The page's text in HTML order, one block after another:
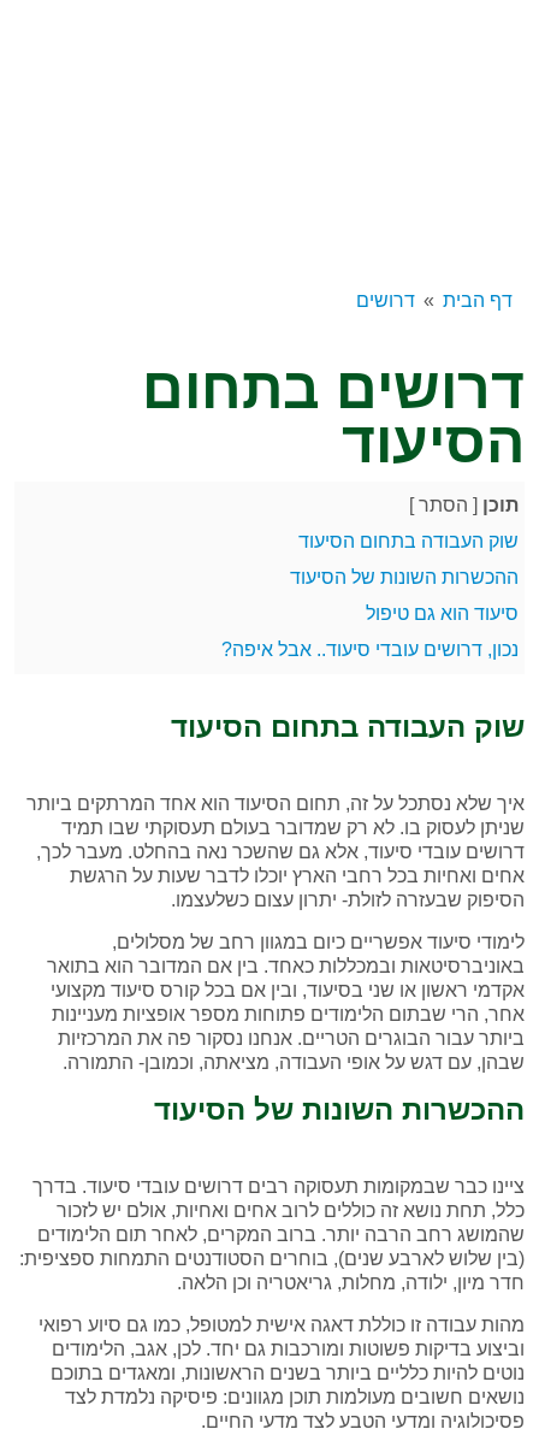
דף הבית דרושים
דרושים בתחום
הסיעוד
תוכן [ הסתר]
שוק העבודה בתחום הסיעוד
ההכשרות השונות של הסיעוד
סיעוד הוא גם טיפול
נכון, דרושים עובדי סיעוד.. אבל איפה?
שוק העבודה בתחום הסיעוד
איך שלא נסתכל על זה, תחום הסיעוד הוא אחד המרתקים ביותר
שניתן לעסוק בו. לא רק שמדובר בעולם תעסוקתי שבו תמיד
דרושים עובדי סיעוד, אלא גם שהשכר נאה בהחלט. מעבר לכך,
אחים ואחיות בכל רחבי הארץ יוכלו לדבר שעות על הרגשת
הסיפוק שבעזרה לזולת- יתרון עצום כשלעצמו.
לימודי סיעוד אפשריים כיום במגוון רחב של מסלולים,
באוניברסיטאות ובמכללות כאחד. בין אם המדובר הוא בתואר
אקדמי ראשון או שני בסיעוד, ובין אם בכל קורס סיעוד מקצועי
אחר, הרי שבתום הלימודים פתוחות מספר אופציות מעניינות
ביותר עבור הבוגרים הטריים. אנחנו נסקור פה את המרכזיות
שבהן, עם דגש על אופי העבודה, מציאתה, וכמובן- התמורה.
ההכשרות השונות של הסיעוד
ציינו כבר שבמקומות תעסוקה רבים דרושים עובדי סיעוד. בדרך
כלל, תחת נושא זה כוללים לרוב אחים ואחיות, אולם יש לזכור
שהמושג רחב הרבה יותר. ברוב המקרים, לאחר תום הלימודים
(בין שלוש לארבע שנים), בוחרים הסטודנטים התמחות ספציפית:
חדר מיון, ילודה, מחלות, גריאטריה וכן הלאה.
מהות עבודה זו כוללת דאגה אישית למטופל, כמו גם סיוע רפואי
וביצוע בדיקות פשוטות ומורכבות גם יחד. לכן, אגב, הלימודים
נוטים להיות כלליים ביותר בשנים הראשונות, ומאגדים בתוכם
נושאים חשובים מעולמות תוכן מגוונים: פיסיקה נלמדת לצד
פסיכולוגיה ומדעי הטבע לצד מדעי החיים.